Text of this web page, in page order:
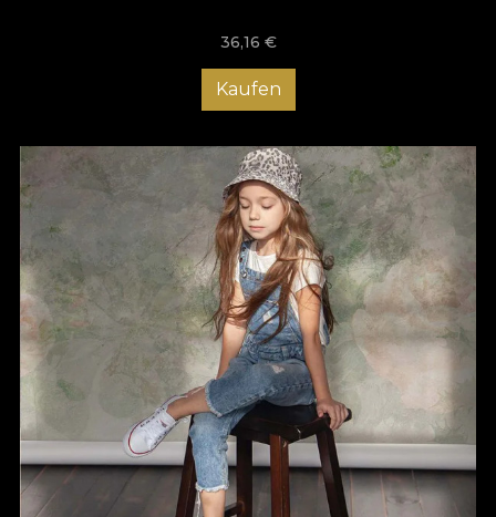
36,16 €
Kaufen